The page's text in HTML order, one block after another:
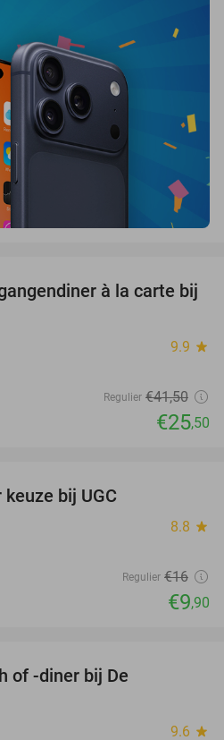
39%
à la carte bij
9.9 star
Regulier €41,50
€25,50
bij UGC
8.8 star
Regulier €16
€9,90
of -diner bij De
9.6 star